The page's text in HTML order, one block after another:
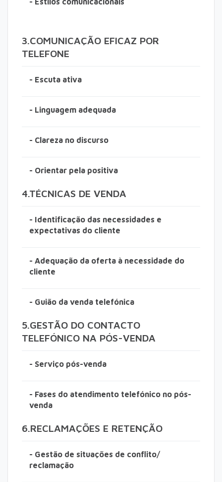
3.COMUNICAÇÃO EFICAZ POR
TELEFONE
- Escuta ativa
- Linguagem adequada
- Clareza no discurso
- Orientar pela positiva
4.TÉCNICAS DE VENDA
- Identificação das necessidades e
expectativas do cliente
- Adequação da oferta à necessidade do
cliente
- Guião da venda telefónica
5.GESTÃO DO CONTACTO
TELEFÓNICO NA PÓS-VENDA
- Serviço pós-venda
- Fases do atendimento telefónico no pós-
venda
6.RECLAMAÇÕES E RETENÇÃO
- Gestão de situações de conflito/
reclamação